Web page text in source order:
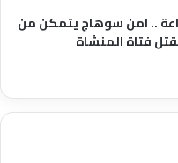
من 24ساعة .. امن سوهاج يتمكن من
فتاة المنشاة